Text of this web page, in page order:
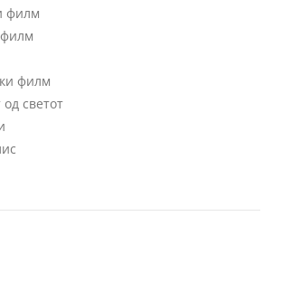
филм
филм
од светот